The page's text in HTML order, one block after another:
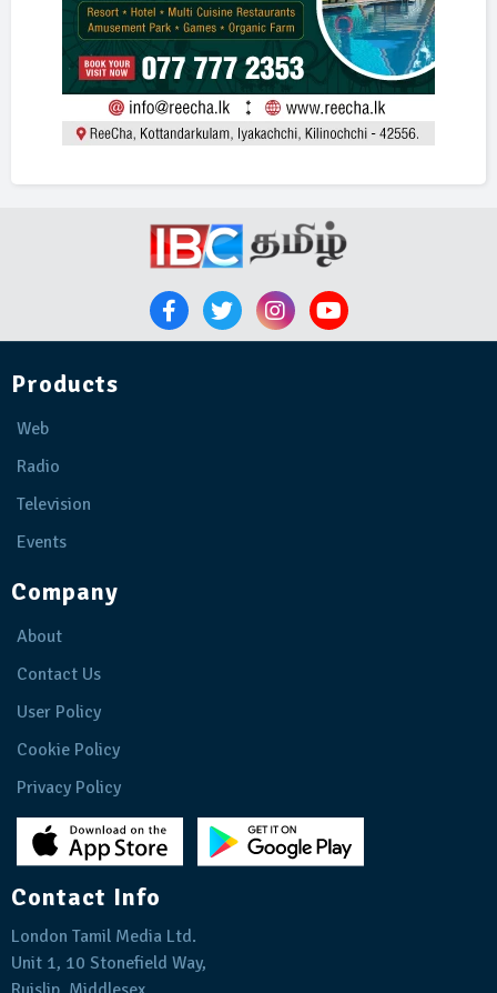
Products
Web
Radio
Television
Events
Company
About
Contact Us
User Policy
Cookie Policy
Privacy Policy
Contact Info
London Tamil Media Ltd.
Unit 1, 10 Stonefield Way,